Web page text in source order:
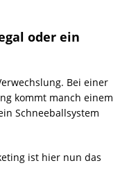
oder ein
Bei einer
kommt manch einem
Schneeballsystem
ist hier nun das